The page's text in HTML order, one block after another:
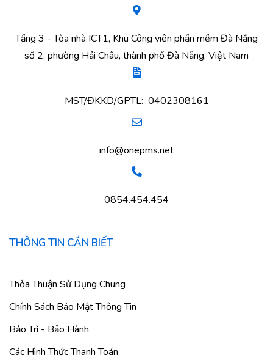
Tầng 3 - Tòa nhà ICT1, Khu Công viên phần mềm Đà Nẵng
số 2, phường Hải Châu, thành phố Đà Nẵng, Việt Nam
MST/ĐKKD/GPTL: 0402308161
info@onepms.net
0854.454.454
THÔNG TIN CẦN BIẾT
Thỏa Thuận Sử Dụng Chung
Chính Sách Bảo Mật Thông Tin
Bảo Trì - Bảo Hành
Các Hình Thức Thanh Toán